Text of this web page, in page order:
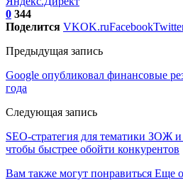
0 344
Поделится VKOK.ruFacebook
Предыдущая запись
Google опубликовал финансовые
года
Следующая запись
SEO-стратегия для тематики ЗОЖ и
чтобы быстрее обойти конкурентов
Вам также могут понравиться Еще